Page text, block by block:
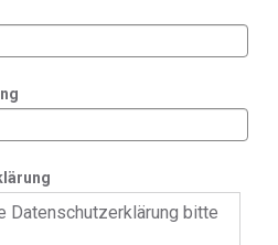
Datenschutzerklärung bitte